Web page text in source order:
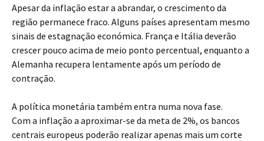
Apesar da inflação estar a abrandar, o crescimento da
região permanece fraco. Alguns países apresentam mesmo
sinais de estagnação económica. França e Itália deverão
crescer pouco acima de meio ponto percentual, enquanto a
Alemanha recupera lentamente após um período de
contração.
A política monetária também entra numa nova fase.
Com a inflação a aproximar-se da meta de 2%, os bancos
centrais europeus poderão realizar apenas mais um corte